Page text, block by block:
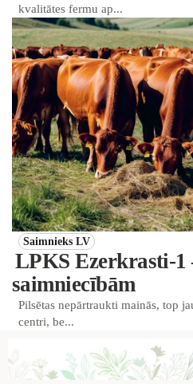
kvalitātes fermu ap...
Saimnieks LV
LPKS Ezerkrasti-1
saimniecībām
Pilsētas nepārtraukti mainās, top
centri, be...